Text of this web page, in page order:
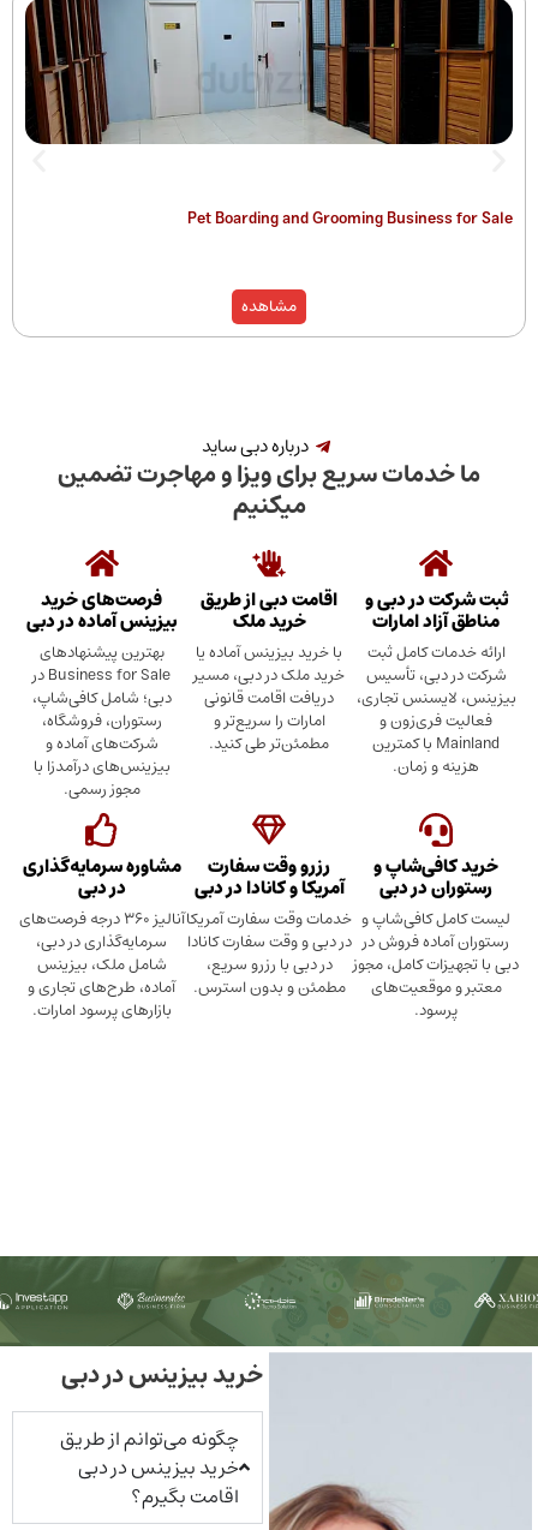
Pet Boarding and Grooming
درباره دبی ساید
سریع برای ویزا و مهاجرت تضمین
در دبی و
امارات
کامل ثبت
تأسیس
تجاری،
و
Mainland با کمترین
اقامت دبی از طریق
خرید ملک
با خرید بیزینس آماده یا
خرید ملک در دبی، مسیر
دریافت اقامت قانونی
امارات را سریع‌تر و
مطمئن‌تر طی کنید.
فرصت‌های خرید
بیزینس آماده در دبی
بهترین پیشنهادهای
Business for Sale در
دبی؛ شامل کافی‌شاپ،
رستوران، فروشگاه،
شرکت‌های آماده و
بیزینس‌های درآمدزا با
و
در دبی
و
فروش در
کامل، مجوز
رزرو وقت سفارت
آمریکا و کانادا در دبی
خدمات وقت سفارت آمریکا
در دبی و وقت سفارت کانادا
در دبی با رزرو سریع،
مطمئن و بدون استرس.
مشاوره سرمایه‌گذاری
در دبی
آنالیز ۳۶۰ درجه فرصت‌های
سرمایه‌گذاری در دبی،
شامل ملک، بیزینس
آماده، طرح‌های تجاری و
بازارهای پرسود امارات.
خرید بیزینس در دبی
چگونه می‌توانم از طریق
خرید بیزینس در دبی
اقامت بگیرم؟